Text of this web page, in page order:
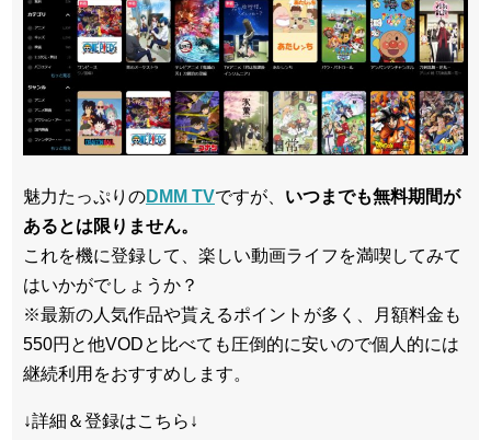
魅力たっぷりのDMM TVですが、 いつまでも無料期間が
あるとは限りません。
これを機に登録して、楽しい動画ライフを満喫してみて
はいかがでしょうか？
※最新の人気作品や貰えるポイントが多く、月額料金も
550円と他VODと比べても圧倒的に安いので個人的には
継続利用をおすすめします。
↓詳細＆登録はこちら↓